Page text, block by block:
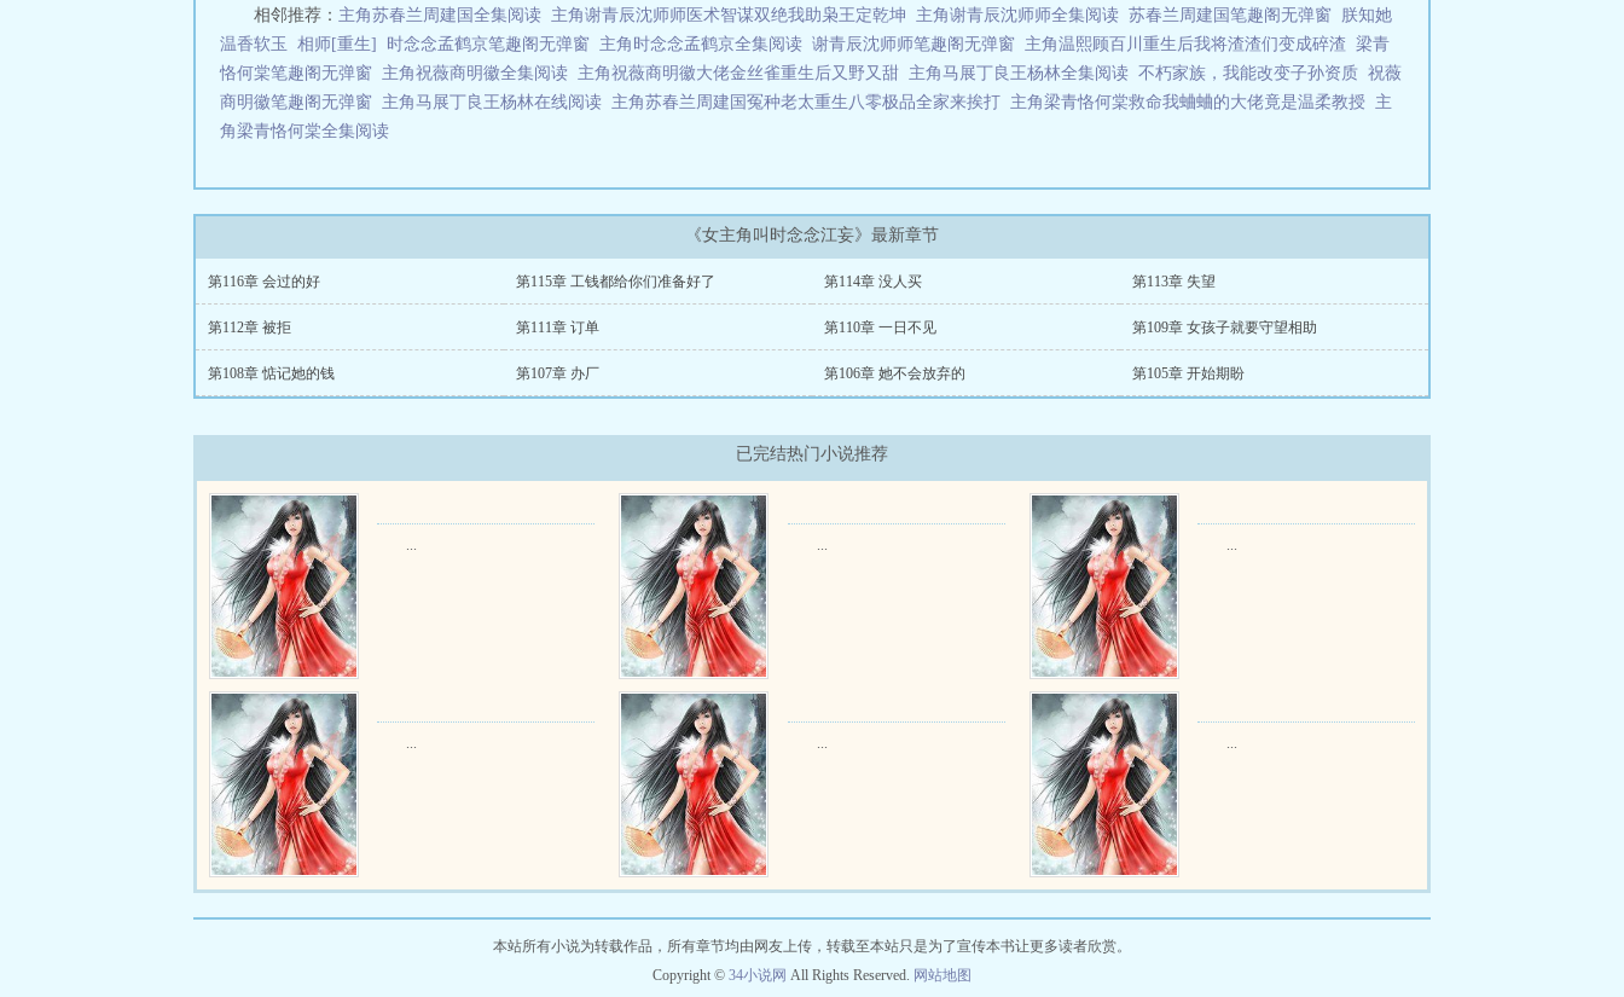
相邻推荐： 主角苏春兰周建国全集阅读 主角谢青辰沈师师医术智谋双绝我助枭王定乾坤 主角谢青辰沈师师全集阅读 苏春兰周建国笔趣阁无弹窗
朕知她
温香软玉
相师[重生] 时念念孟鹤京笔趣阁无弹窗 主角时念念孟鹤京全集阅读 谢青辰沈师师笔趣阁无弹窗 主角温熙顾百川重生后我将渣渣们变成碎渣 梁青
恪何棠笔趣阁无弹窗
主角祝薇商明徽全集阅读 主角祝薇商明徽大佬金丝雀重生后又野又甜 主角马展丁良王杨林全集阅读 不朽家族，我能改变子孙资质 祝薇
商明徽笔趣阁无弹窗
主角马展丁良王杨林在线阅读 主角苏春兰周建国冤种老太重生八零极品全家来挨打 主角梁青恪何棠救命我蛐蛐的大佬竟是温柔教授 主
角梁青恪何棠全集阅读
《女主角叫时念念江妄》最新章节
第116章 会过的好 第115章 工钱都给你们准备好了 第114章 没人买 第113章 失望
第112章 被拒 第111章 订单 第110章 一日不见 第109章 女孩子就要守望相助
第108章 惦记她的钱 第107章 办厂 第106章 她不会放弃的 第105章 开始期盼
已完结热门小说推荐
... ... ...
... ... ...
本站所有小说为转载作品，所有章节均由网友上传，转载至本站只是为了宣传本书让更多读者欣赏。
Copyright © 34小说网 All Rights Reserved. 网站地图